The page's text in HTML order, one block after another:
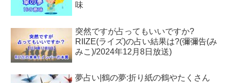
味
突然ですが占ってもいいですか?
RIIZE(ライズ)の占い結果は?(彌彌告(み
みこ)/2024年12月8日放送)
夢占い|鶴の夢:折り紙の鶴やたくさん